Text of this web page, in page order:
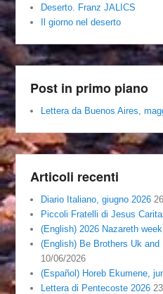
Deserto. Franz JALICS
Il giorno nel deserto
Post in primo piano
Lettera da Buenos Aires,
Articoli recenti
Diario Italiano, giugno 2026
Piccoli Fratelli di Jesus
(English) 2026 Nazareth
(English) Be Brothers Uk and
10/06/2026
(Español) Horeb Ekumene,
Lettera di Pentecoste 2026